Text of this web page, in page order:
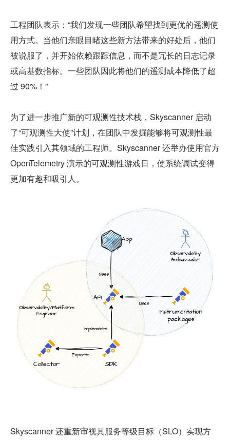
工程团队表示：“我们发现一些团队希望找到更优的遥测使
用方式。当他们亲眼目睹这些新方法带来的好处后，他们
被说服了，并开始依赖跟踪信息，而不是冗长的日志记录
或高基数指标。一些团队因此将他们的遥测成本降低了超
过 90%！”
为了进一步推广新的可观测性技术栈，Skyscanner 启动
了“可观测性大使”计划，在团队中发掘能够将可观测性最
佳实践引入其领域的工程师。Skyscanner 还举办使用官方
OpenTelemetry 演示的可观测性游戏日，使系统调试变得
更加有趣和吸引人。
Skyscanner 还重新审视其服务等级目标（SLO）实现方